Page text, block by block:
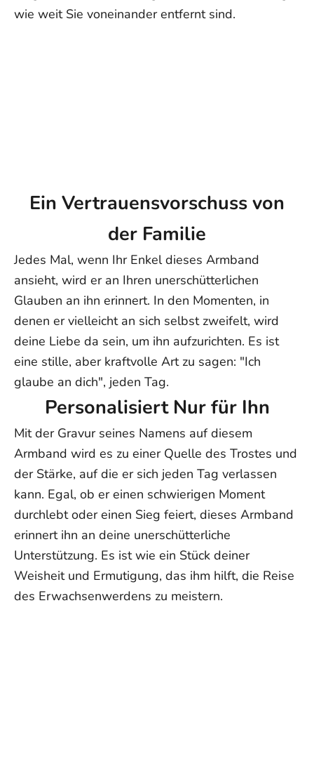
Europa: 4–15 Werktage
wie weit Sie voneinander entfernt sind.
Ein Vertrauensvorschuss von
der Familie
Jedes Mal, wenn Ihr Enkel dieses Armband
ansieht, wird er an Ihren unerschütterlichen
Glauben an ihn erinnert. In den Momenten, in
denen er vielleicht an sich selbst zweifelt, wird
deine Liebe da sein, um ihn aufzurichten. Es ist
eine stille, aber kraftvolle Art zu sagen: "Ich
glaube an dich", jeden Tag.
Personalisiert Nur für Ihn
Mit der Gravur seines Namens auf diesem
Armband wird es zu einer Quelle des Trostes und
der Stärke, auf die er sich jeden Tag verlassen
kann. Egal, ob er einen schwierigen Moment
durchlebt oder einen Sieg feiert, dieses Armband
erinnert ihn an deine unerschütterliche
Unterstützung. Es ist wie ein Stück deiner
Weisheit und Ermutigung, das ihm hilft, die Reise
des Erwachsenwerdens zu meistern.